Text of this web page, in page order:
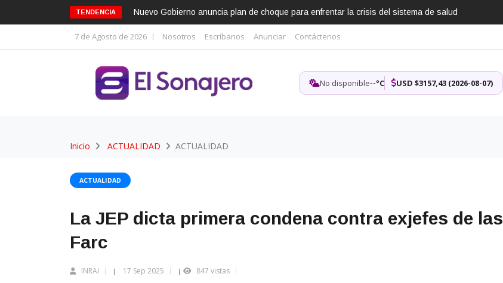
TENDENCIA Nuevo Gobierno anuncia plan de choque para enfrentar la crisis del sistema de salud
7 de Agosto de 2026 Nosotros Escríbanos Anunciar Contáctenos
No disponible--°C USD $3157,43 (2026-08-07)
Inicio ACTUALIDAD ACTUALIDAD
ACTUALIDAD
La JEP dicta primera condena contra exjefes de las
Farc
INRAI | 17 Sep 2025 | 847 vistas